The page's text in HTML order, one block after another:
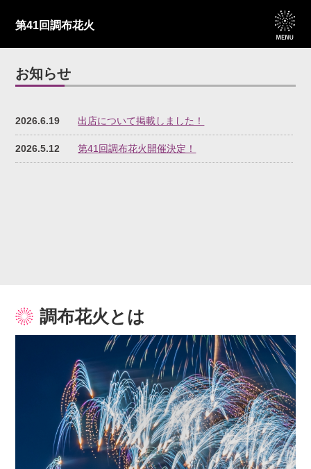
第41回調布花火
お知らせ
2026.6.19 出店について掲載しました！
2026.5.12 第41回調布花火開催決定！
調布花火とは